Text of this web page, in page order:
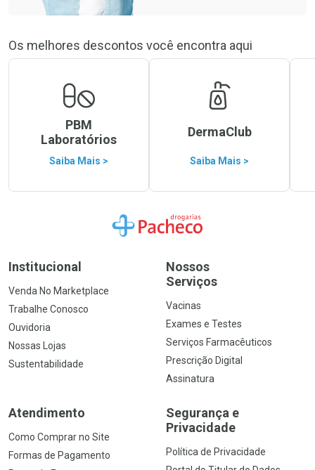
Os melhores descontos você encontra aqui
PBM
Laboratórios
Saiba Mais >
DermaClub
Saiba Mais >
Ir para a Home
Institucional
Venda No Marketplace
Trabalhe Conosco
Ouvidoria
Nossas Lojas
Sustentabilidade
Nossos
Serviços
Vacinas
Exames e Testes
Serviços Farmacêuticos
Prescrição Digital
Assinatura
Atendimento
Como Comprar no Site
Formas de Pagamento
Segurança e
Privacidade
Política de Privacidade